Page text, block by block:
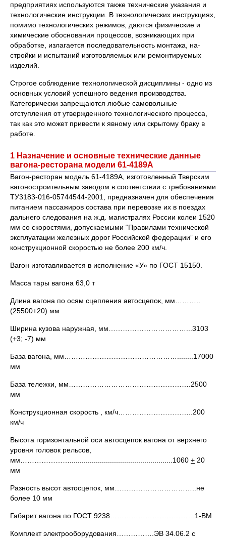
предприятиях используются также технические указания и
технологические инструк­ции. В технологических инструкциях,
помимо технологических режи­мов, даются физические и
химические обоснования процессов, возни­кающих при
обработке, излагается последовательность монтажа, на­
стройки и испытаний изготовляемых или ремонтируемых
изделий.
Строгое соблюдение технологической дисциплины - одно из
основ­ных условий успешного ведения производства.
Категорически запре­щаются любые самовольные
отступления от утвержденного техноло­гического процесса,
так как это может привести к явному или скры­тому браку в
работе.
1 Назначение и основные технические данные
вагона-ресторана модели 61-4189А
Вагон-ресторан модель 61-4189А, изготовленный Тверским
вагоностроительным заводом в соответствии с требованиями
ТУ3183-016-05744544-2001, предназначен для обеспечения
питанием пассажиров состава при перевозке их в поездах
дальнего следования на ж.д. магистралях России колеи 1520
мм со скоростями, допускаемыми “Правилами технической
эксплуатации железных дорог Российской федерации” и его
конструкционной скоростью не более 200 км/ч.
Вагон изготавливается в исполнение «У» по ГОСТ 15150.
Масса тары вагона 63,0 т
Длина вагона по осям сцепления автосцепок, мм………..
(25500+20) мм
Ширина кузова наружная, мм……………………………...3103
(+3; -7) мм
База вагона, мм…………………………………………........17000
мм
База тележки, мм…………………………………………….2500
мм
Конструкционная скорость , км/ч…………………………..200
км/ч
Высота горизонтальной оси автосцепок вагона от верхнего
уровня головок рельсов,
мм…………………...................................................1060 + 20
мм
Разность высот автосцепок, мм……………………………..не
более 10 мм
Габарит вагона по ГОСТ 9238………………………………1-ВМ
Комплект электрооборудования…………….ЭВ 34.06.2 с